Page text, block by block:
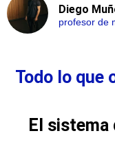
Diego
profesor de
Todo lo que
El sistema